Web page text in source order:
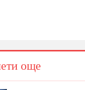
още